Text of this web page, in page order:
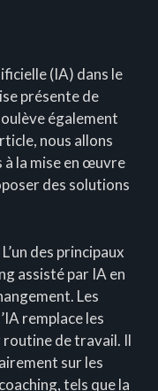
(IA) dans le
présente de
également
nous allons
à la mise en œuvre
des solutions
des principaux
assisté par IA en
Les
remplace les
routine de travail. Il
sur les
tels que la